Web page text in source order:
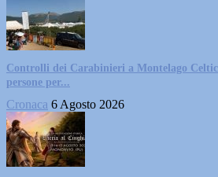
Controlli dei Carabinieri a Montelago
persone per...
Cronaca 6 Agosto 2026